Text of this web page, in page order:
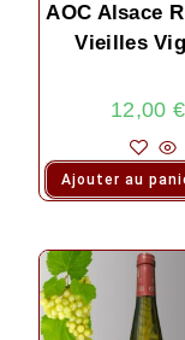
AOC Alsace
Vieilles
12,00 €
Ajouter au